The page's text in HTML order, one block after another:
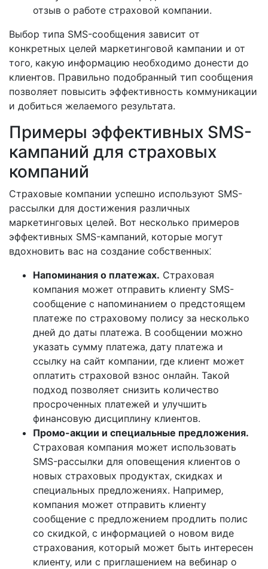
отзыв о работе страховой компании.
Выбор типа SMS-сообщения зависит от
конкретных целей маркетинговой кампании и от
того‚ какую информацию необходимо донести до
клиентов. Правильно подобранный тип сообщения
позволяет повысить эффективность коммуникации
и добиться желаемого результата.
Примеры эффективных SMS-
кампаний для страховых
компаний
Страховые компании успешно используют SMS-
рассылки для достижения различных
маркетинговых целей. Вот несколько примеров
эффективных SMS-кампаний‚ которые могут
вдохновить вас на создание собственных⁚
Напоминания о платежах. Страховая
компания может отправить клиенту SMS-
сообщение с напоминанием о предстоящем
платеже по страховому полису за несколько
дней до даты платежа. В сообщении можно
указать сумму платежа‚ дату платежа и
ссылку на сайт компании‚ где клиент может
оплатить страховой взнос онлайн. Такой
подход позволяет снизить количество
просроченных платежей и улучшить
финансовую дисциплину клиентов.
Промо-акции и специальные предложения.
Страховая компания может использовать
SMS-рассылки для оповещения клиентов о
новых страховых продуктах‚ скидках и
специальных предложениях. Например‚
компания может отправить клиенту
сообщение с предложением продлить полис
со скидкой‚ с информацией о новом виде
страхования‚ который может быть интересен
клиенту‚ или с приглашением на вебинар о